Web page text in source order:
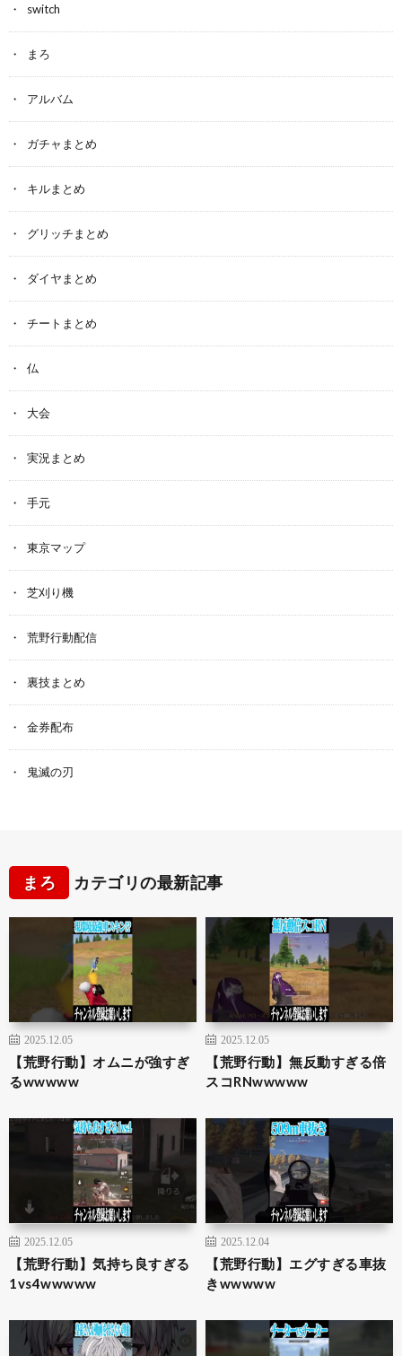
switch
まろ
アルバム
ガチャまとめ
キルまとめ
グリッチまとめ
ダイヤまとめ
チートまとめ
仏
大会
実況まとめ
手元
東京マップ
芝刈り機
荒野行動配信
裏技まとめ
金券配布
鬼滅の刃
まろ カテゴリの最新記事
2025.12.05
【荒野行動】オムニが強すぎ
るwwwww
2025.12.05
【荒野行動】無反動すぎる倍
スコRNwwwww
2025.12.05
【荒野行動】気持ち良すぎる
1vs4wwwww
2025.12.04
【荒野行動】エグすぎる車抜
きwwwww